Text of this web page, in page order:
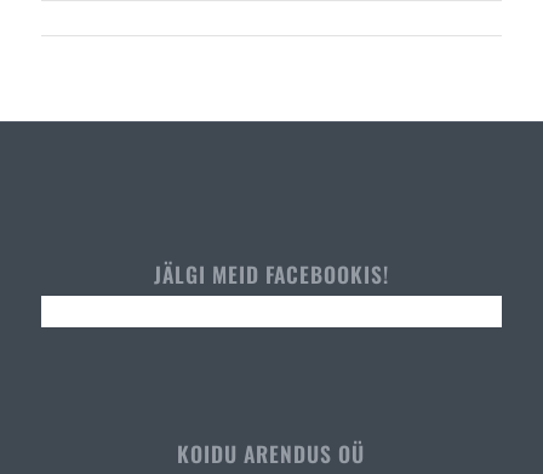
JÄLGI MEID FACEBOOKIS!
KOIDU ARENDUS OÜ